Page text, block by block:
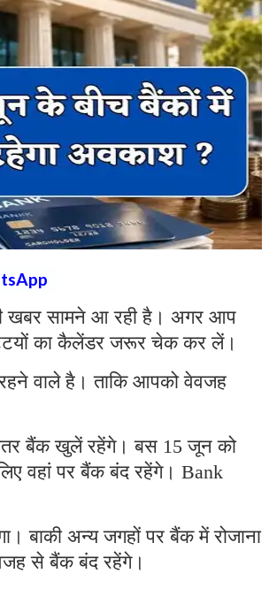
खबर सामने आ रही है। अगर आप
का कैलेंडर जरूर चेक कर लें।
वाले है। ताकि आपको वेवजह
बैंक खुलें रहेंगे। बस 15 जून को
वहां पर बैंक बंद रहेंगे। Bank
बाकी अन्य जगहों पर बैंक में रोजाना
से बैंक बंद रहेंगे।